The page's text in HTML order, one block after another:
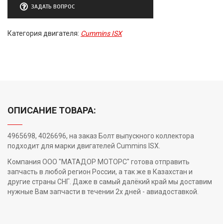
ЗАДАТЬ ВОПРОС
Категория двигателя: Cummins ISX
ОПИСАНИЕ ТОВАРА:
4965698, 4026696, на заказ Болт выпускного коллектора
подходит для марки двигателей Cummins ISX.
Компания ООО "МАТАДОР МОТОРС" готова отправить
запчасть в любой регион России, а так же в Казахстан и
другие страны СНГ. Даже в самый далёкий край мы доставим
нужные Вам запчасти в течении 2х дней - авиадоставкой.